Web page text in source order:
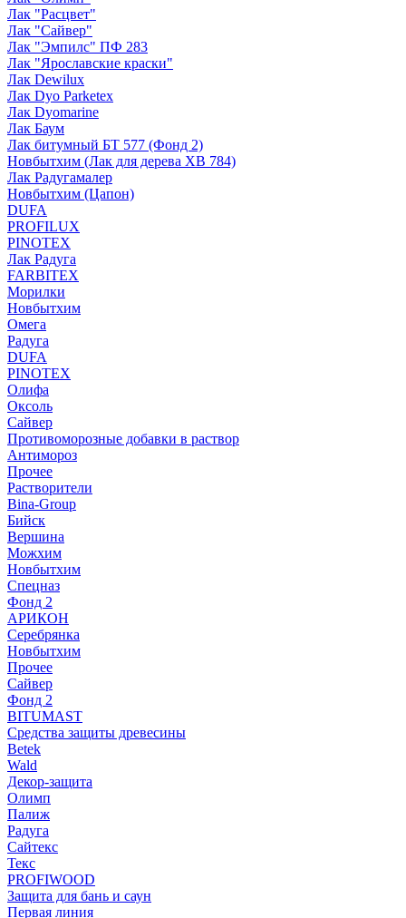
Лак "Расцвет"
Лак "Сайвер"
Лак "Эмпилс" ПФ 283
Лак "Ярославские краски"
Лак Dewilux
Лак Dyo Parketex
Лак Dyomarine
Лак Баум
Лак битумный БТ 577 (Фонд 2)
Новбытхим (Лак для дерева ХВ 784)
Лак Радугамалер
Новбытхим (Цапон)
DUFA
PROFILUX
PINOTEX
Лак Радуга
FARBITEX
Морилки
Новбытхим
Омега
Радуга
DUFA
PINOTEX
Олифа
Оксоль
Сайвер
Противоморозные добавки в раствор
Антимороз
Прочее
Растворители
Bina-Group
Бийск
Вершина
Можхим
Новбытхим
Спецназ
Фонд 2
АРИКОН
Серебрянка
Новбытхим
Прочее
Сайвер
Фонд 2
BITUMAST
Средства защиты древесины
Betek
Wald
Декор-защита
Олимп
Палиж
Радуга
Сайтекс
Текс
PROFIWOOD
Защита для бань и саун
Первая линия